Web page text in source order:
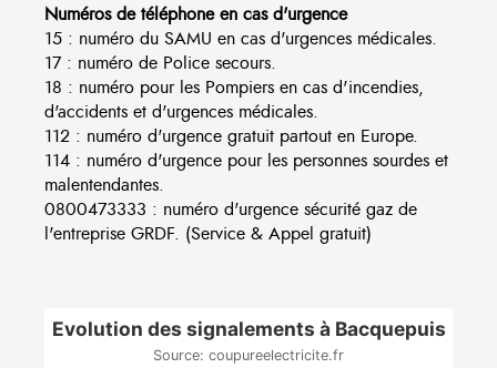
Numéros de téléphone en cas d'urgence
15 : numéro du SAMU en cas d'urgences médicales.
17 : numéro de Police secours.
18 : numéro pour les Pompiers en cas d'incendies,
d'accidents et d'urgences médicales.
112 : numéro d'urgence gratuit partout en Europe.
114 : numéro d'urgence pour les personnes sourdes et
malentendantes.
0800473333 : numéro d'urgence sécurité gaz de
l'entreprise GRDF. (Service & Appel gratuit)
Evolution des signalements à Bacquepuis
Source: coupureelectricite.fr